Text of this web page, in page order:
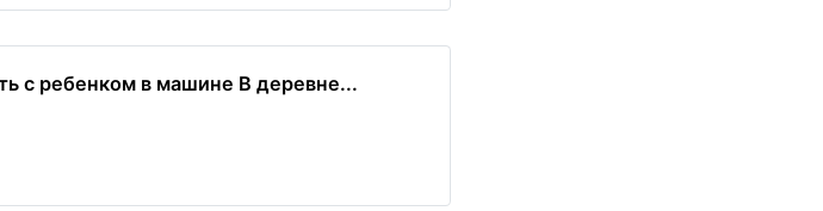
с ребенком в машине В деревне...